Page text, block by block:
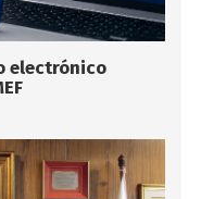
electrónico